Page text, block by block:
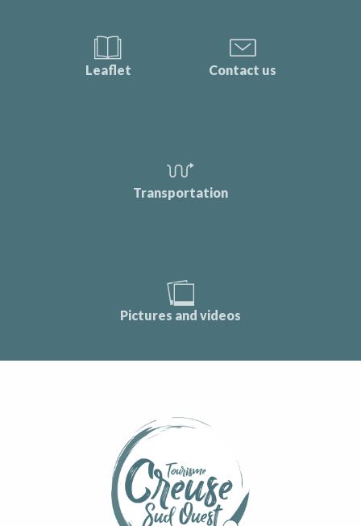
Leaflet Contact us
Transportation
Pictures and videos